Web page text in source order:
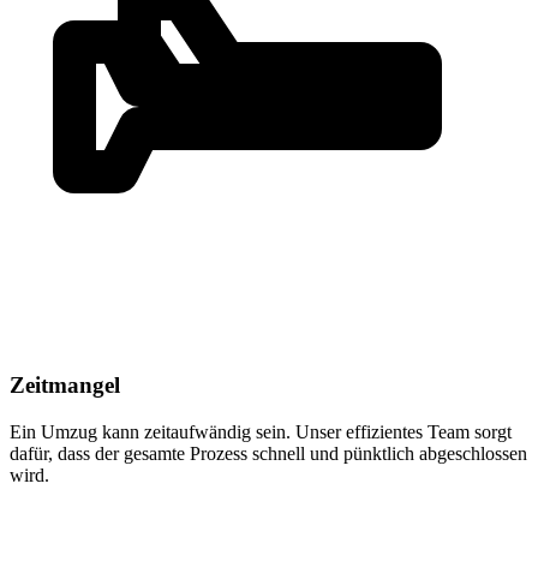
Zeitmangel
Ein Umzug kann zeitaufwändig sein. Unser effizientes Team sorgt
dafür, dass der gesamte Prozess schnell und pünktlich abgeschlossen
wird.